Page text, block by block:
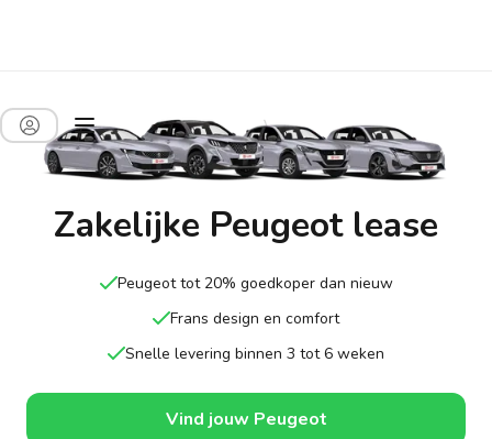
Zakelijke Peugeot lease
Peugeot tot 20% goedkoper dan nieuw
Frans design en comfort
Snelle levering binnen 3 tot 6 weken
Vind jouw Peugeot